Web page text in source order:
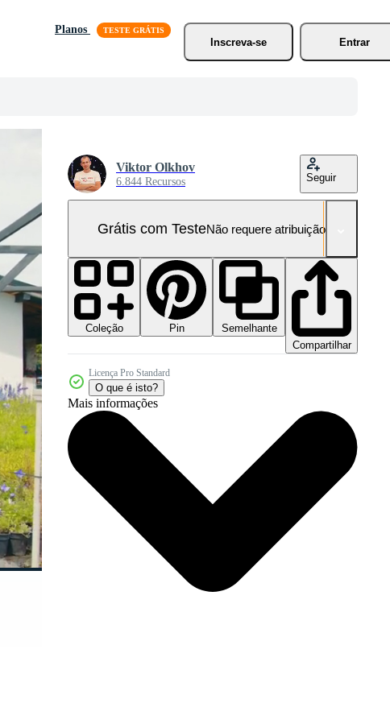
Planos
Inscreva-se
Entrar
Viktor Olkhov
6.844 Recursos Seguir
Grátis com TesteNão requere atribuição!
Coleção Pin
Semelhante
Compartilhar
Licença Pro Standard
O que é isto?
Mais informações